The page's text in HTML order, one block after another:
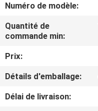
VISITE
D'USINE
CONTRÔLE
DE
QUALITÉ
Numéro de modèle:
Quantité de
commande min:
Prix:
Détails d'emballage:
Délai de livraison: